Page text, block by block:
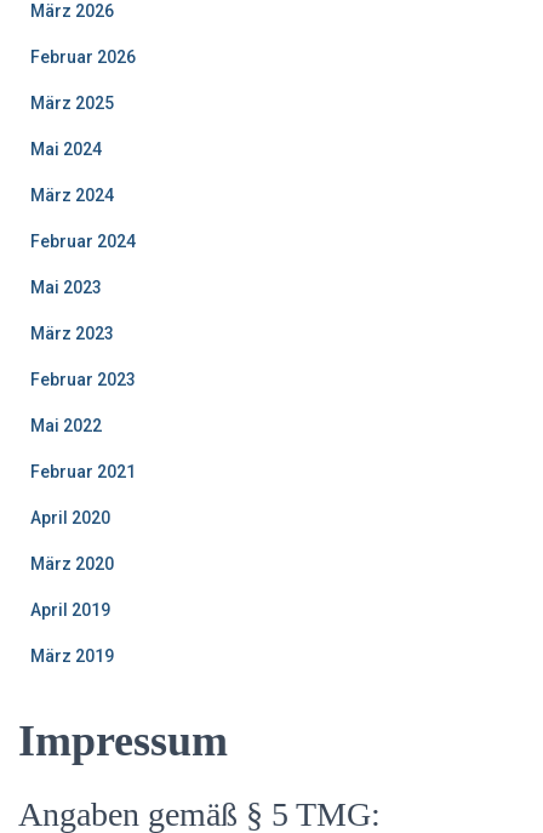
März 2026
Februar 2026
März 2025
Mai 2024
März 2024
Februar 2024
Mai 2023
März 2023
Februar 2023
Mai 2022
Februar 2021
April 2020
März 2020
April 2019
März 2019
Impressum
Angaben gemäß § 5 TMG: